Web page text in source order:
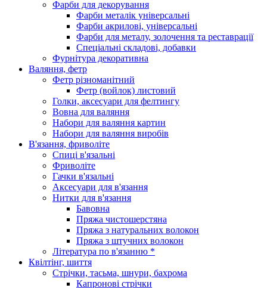
Фарби для декорування
Фарби металік універсальні
Фарби акрилові, універсальні
Фарби для металу, золочення та реставрації
Спеціальні складові, добавки
Фурнітура декоративна
Валяння, фетр
Фетр різноманітний
Фетр (войлок) листовий
Голки, аксесуари для фелтингу
Вовна для валяння
Набори для валяння картин
Набори для валяння виробів
В'язання, фриволіте
Спиці в'язальні
Фриволіте
Гачки в'язальні
Аксесуари для в'язання
Нитки для в'язання
Бавовна
Пряжа чистошерстяна
Пряжа з натуральних волокон
Пряжа з штучних волокон
Література по в'язанню *
Квілтінг, шиття
Стрічки, тасьма, шнури, бахрома
Капронові стрічки